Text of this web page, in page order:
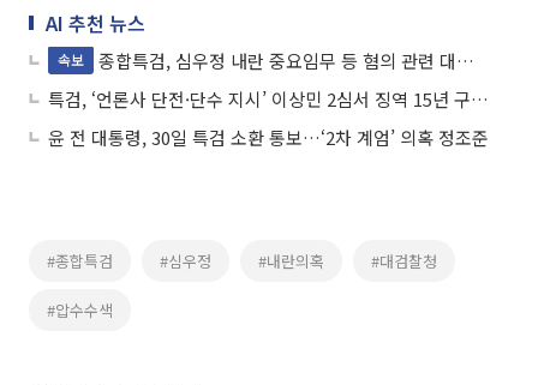
AI 추천 뉴스
속보
종합특검, 심우정 내란 중요임무 등 혐의 관련 대검 압수수색
특검, ‘언론사 단전·단수 지시’ 이상민 2심서 징역 15년 구형…“민주주의에 대한 테러”
윤 전 대통령, 30일 특검 소환 통보…‘2차 계엄’ 의혹 정조준
#종합특검 #심우정 #내란의혹 #대검찰청
#압수수색